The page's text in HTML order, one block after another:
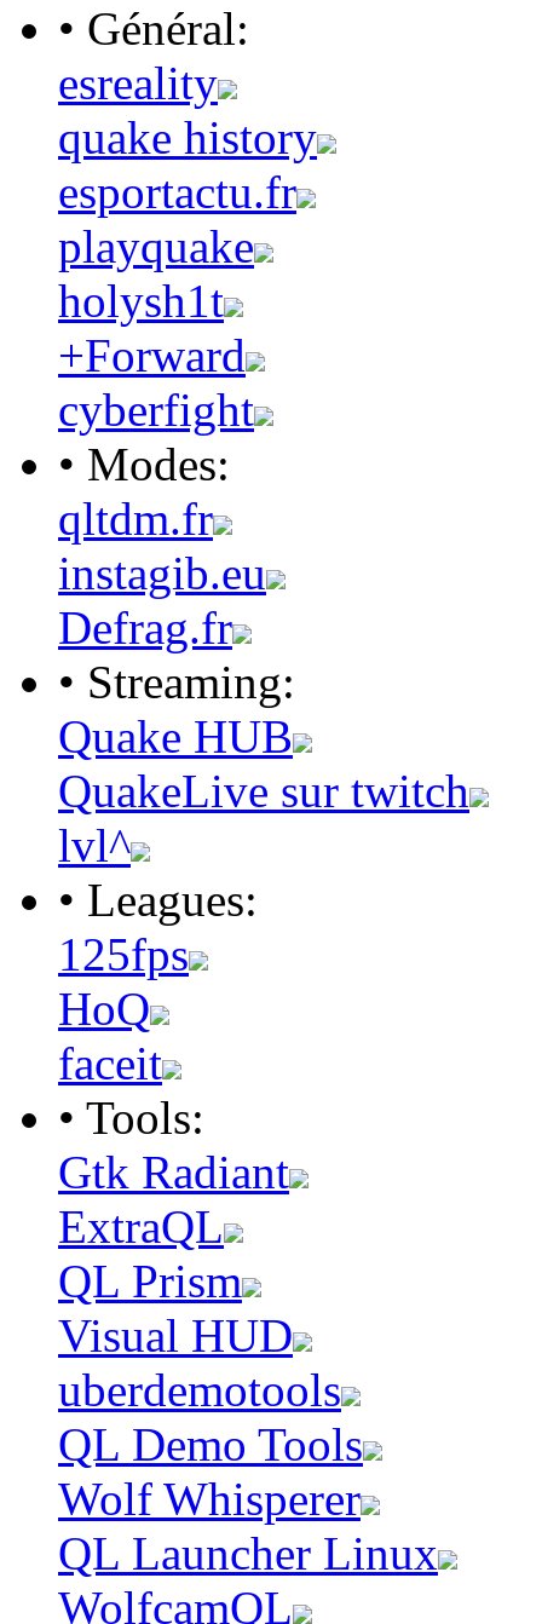
• Général:
esreality
quake history
esportactu.fr
playquake
holysh1t
+Forward
cyberfight
• Modes:
qltdm.fr
instagib.eu
Defrag.fr
• Streaming:
Quake HUB
QuakeLive sur twitch
lvl^
• Leagues:
125fps
HoQ
faceit
• Tools:
Gtk Radiant
ExtraQL
QL Prism
Visual HUD
uberdemotools
QL Demo Tools
Wolf Whisperer
QL Launcher Linux
WolfcamQL